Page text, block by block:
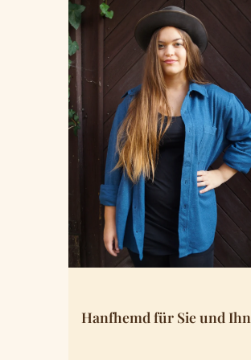
Hanfhemd für Sie und Ihn